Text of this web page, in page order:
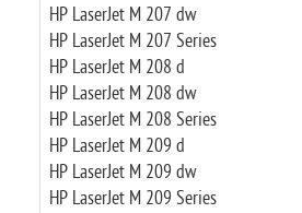
HP LaserJet M 207 dw
HP LaserJet M 207 Series
HP LaserJet M 208 d
HP LaserJet M 208 dw
HP LaserJet M 208 Series
HP LaserJet M 209 d
HP LaserJet M 209 dw
HP LaserJet M 209 Series